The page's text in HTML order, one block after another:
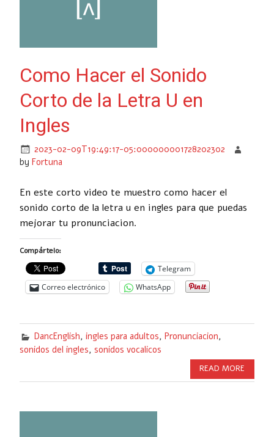
Como Hacer el Sonido
Corto de la Letra U en
Ingles
2023-02-09T19:49:17-05:000000001728202302
by Fortuna
En este corto video te muestro como hacer el
sonido corto de la letra u en ingles para que puedas
mejorar tu pronunciacion.
Compártelo:
Telegram
Correo electrónico
WhatsApp
DancEnglish, ingles para adultos, Pronunciacion,
sonidos del ingles, sonidos vocalicos
READ MORE